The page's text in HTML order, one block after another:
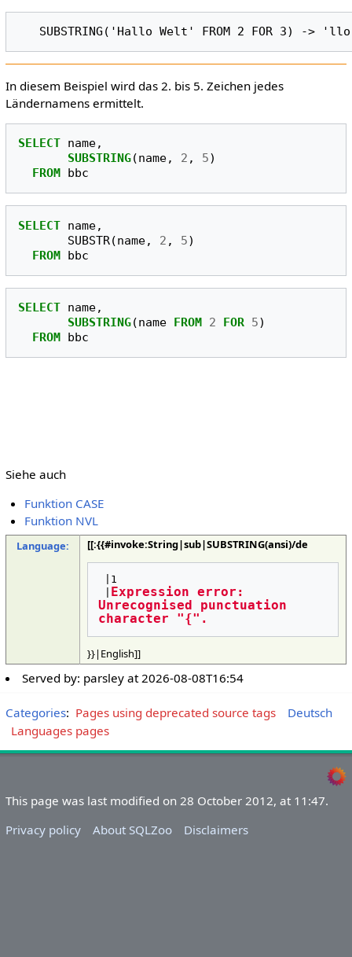
In diesem Beispiel wird das 2. bis 5. Zeichen jedes
Ländernamens ermittelt.
SELECT name,
SUBSTRING(name, 2 , 5)
FROM bbc
SELECT name,
SUBSTR(name, 2 , 5)
FROM bbc
SELECT name,
SUBSTRING(name FROM 2 FOR 5)
FROM bbc
Siehe auch
Funktion CASE
Funktion NVL
Language: [[:{{#invoke:String|sub|SUBSTRING(ansi)/de
Expression error:
Unrecognised punctuation
character "{".
}}|English]]
Served by: parsley at2026-08-08T16:54
Categories: Pages using deprecated source tags
Deutsch
Languages pages
This page was last modified on 28 October 2012, at 11:47.
Privacy policy
About SQLZoo Disclaimers